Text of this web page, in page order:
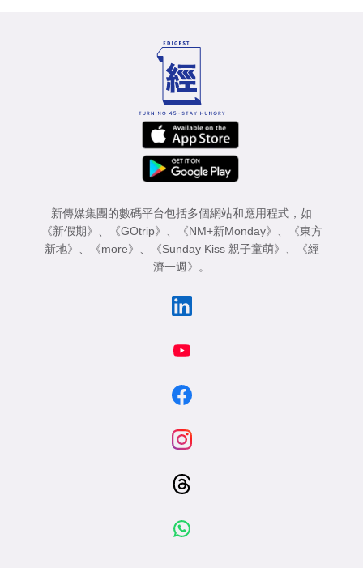
新傳媒集團的數碼平台包括多個網站和應用程式，如
《新假期》
《GOtrip》 《NM+新Monday》
《東方
新地》
《more》 《Sunday Kiss 親子童萌》
《經
濟一週》
。